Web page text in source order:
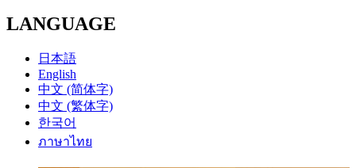
LANGUAGE
日本語
English
中文 (简体字)
中文 (繁体字)
한국어
ภาษาไทย